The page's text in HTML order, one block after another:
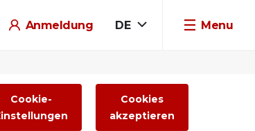
Anmeldung DE Menu
Cookie-
Cookies
akzeptieren